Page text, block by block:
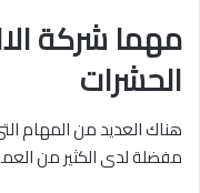
مهما شركة
الحشرات
هناك العديد من المهام
مفضلة لدى الكثير من